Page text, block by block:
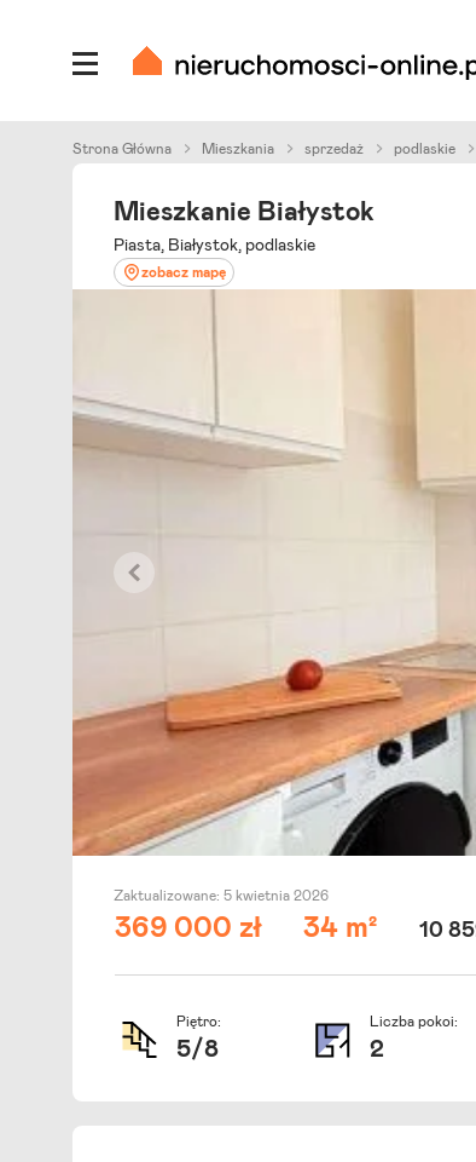
Strona Główna Mieszkania sprzedaż podlaskie
Mieszkanie Białystok
Piasta, Białystok, podlaskie
zobacz mapę
Zaktualizowane: 5 kwietnia 2026
369 000 zł 34 m² 10
Piętro:
5/8
Liczba pokoi:
2